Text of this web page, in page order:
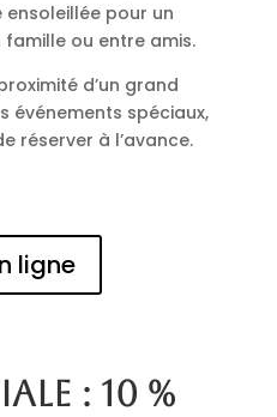
ensoleillée pour un
ou entre amis.
d’un grand
événements spéciaux,
réserver à l’avance.
ligne
: 10 %